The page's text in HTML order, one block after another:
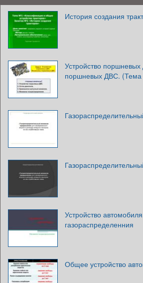
История создания
Устройство
поршневых ДВС. (Тема
Устройство
газораспределенния
Общее устройство